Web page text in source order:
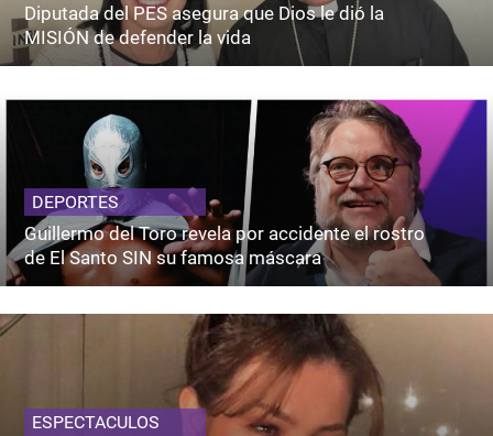
Diputada del PES asegura que Dios le dió la
MISIÓN de defender la vida
DEPORTES
Guillermo del Toro revela por accidente el rostro
de El Santo SIN su famosa máscara
ESPECTACULOS